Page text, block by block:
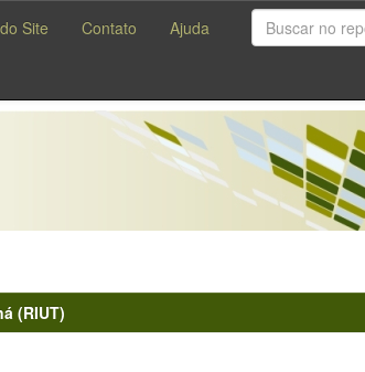
Site Contato Ajuda
(RIUT)